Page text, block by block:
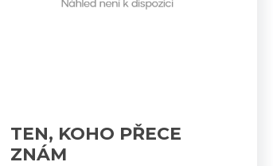
TEN, KOHO PŘECE
ZNÁM